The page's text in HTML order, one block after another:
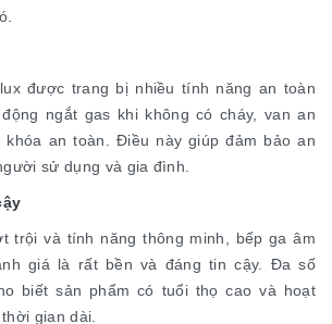
được trang bị nhiều tính năng an toàn
ngắt gas khi không có cháy, van an
khóa an toàn. Điều này giúp đảm bảo an
sử dụng và gia đình.
trội và tính năng thông minh, bếp ga âm
giá là rất bền và đáng tin cậy. Đa số
biết sản phẩm có tuổi thọ cao và hoạt
gian dài.